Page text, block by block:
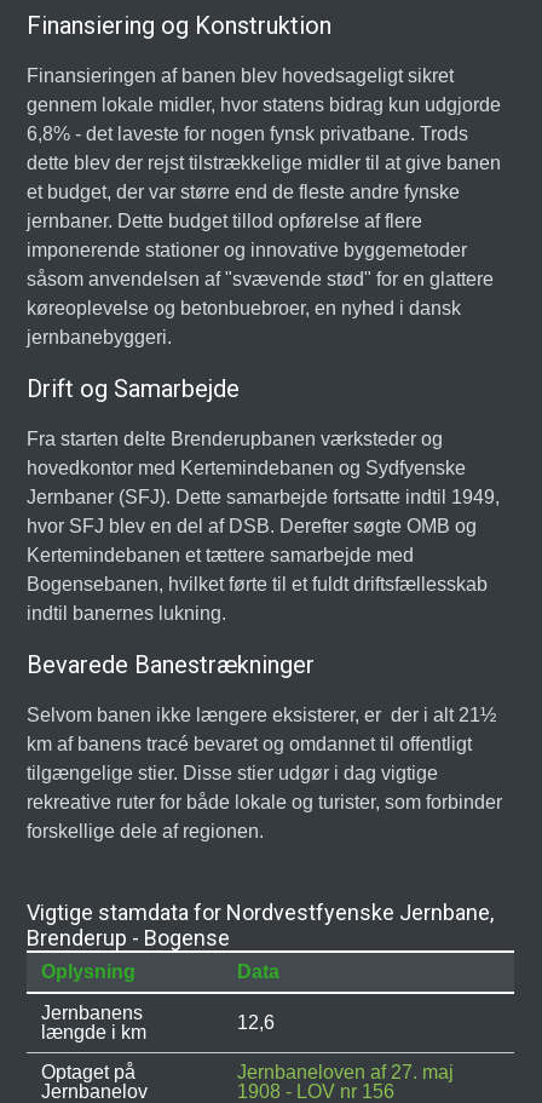
Finansiering og Konstruktion
Finansieringen af banen blev hovedsageligt sikret
gennem lokale midler, hvor statens bidrag kun udgjorde
6,8% - det laveste for nogen fynsk privatbane. Trods
dette blev der rejst tilstrækkelige midler til at give banen
et budget, der var større end de fleste andre fynske
jernbaner. Dette budget tillod opførelse af flere
imponerende stationer og innovative byggemetoder
såsom anvendelsen af "svævende stød" for en glattere
køreoplevelse og betonbuebroer, en nyhed i dansk
jernbanebyggeri.
Drift og Samarbejde
Fra starten delte Brenderupbanen værksteder og
hovedkontor med Kertemindebanen og Sydfyenske
Jernbaner (SFJ). Dette samarbejde fortsatte indtil 1949,
hvor SFJ blev en del af DSB. Derefter søgte OMB og
Kertemindebanen et tættere samarbejde med
Bogensebanen, hvilket førte til et fuldt driftsfællesskab
indtil banernes lukning.
Bevarede Banestrækninger
Selvom banen ikke længere eksisterer, er der i alt 21½
km af banens tracé bevaret og omdannet til offentligt
tilgængelige stier. Disse stier udgør i dag vigtige
rekreative ruter for både lokale og turister, som forbinder
forskellige dele af regionen.
Vigtige stamdata for Nordvestfyenske Jernbane,
Brenderup - Bogense
Oplysning
Data
Jernbanens
længde i km
12,6
Optaget på
Jernbanelov
Jernbaneloven af 27. maj
1908 - LOV nr 156